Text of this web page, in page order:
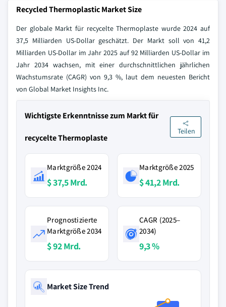
Recycled Thermoplastic Market Size
Der globale Markt für recycelte Thermoplaste wurde 2024 auf
37,5 Milliarden US-Dollar geschätzt. Der Markt soll von 41,2
Milliarden US-Dollar im Jahr 2025 auf 92 Milliarden US-Dollar im
Jahr 2034 wachsen, mit einer durchschnittlichen jährlichen
Wachstumsrate (CAGR) von 9,3 %, laut dem neuesten Bericht
von Global Market Insights Inc.
Wichtigste Erkenntnisse zum Markt für
recycelte Thermoplaste
Teilen
Marktgröße 2024
$ 37,5 Mrd.
Marktgröße 2025
$ 41,2 Mrd.
Prognostizierte
Marktgröße 2034
$ 92 Mrd.
CAGR (2025–
2034)
9,3 %
Market Size Trend